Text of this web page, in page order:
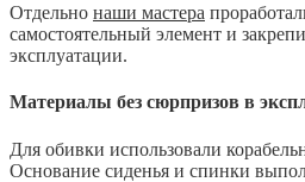
Отдельно наши мастера
самостоятельный элемент и
эксплуатации.
Материалы без сюрпризов в
Для обивки использовали
Основание сиденья и спинки